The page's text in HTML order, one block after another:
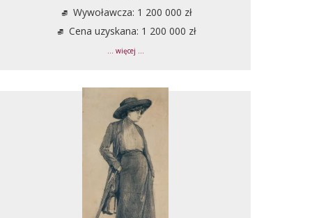
Wywoławcza: 1 200 000 zł
Cena uzyskana: 1 200 000 zł
... więcej ...